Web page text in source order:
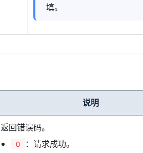
填。
说明
返回错误码。
0
：请求成功。